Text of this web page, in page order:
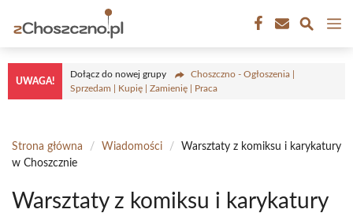
treści
UWAGA!
Dołącz do nowej grupy
Choszczno - Ogłoszenia |
Sprzedam | Kupię | Zamienię | Praca
Strona główna / Wiadomości /
Warsztaty z komiksu i karykatury
w Choszcznie
Warsztaty z komiksu i karykatury